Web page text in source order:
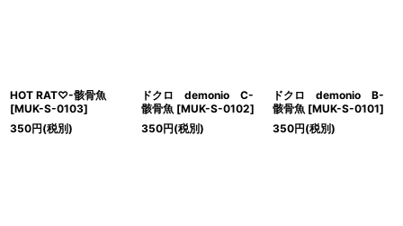
HOT RAT♡-骸骨魚
[MUK-S-0103]
350円(税別)
ドクロ demonio C-
骸骨魚 [MUK-S-0102]
350円(税別)
ドクロ demonio B-
骸骨魚 [MUK-S-0101]
350円(税別)